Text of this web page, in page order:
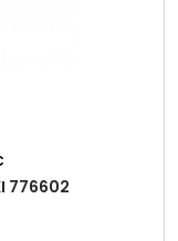
776602